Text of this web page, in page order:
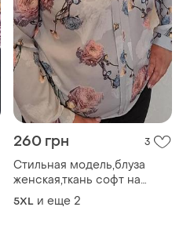
260 грн 3
Стильная модель,блуза
женская,ткань софт на
большой размер
5XL и еще 2